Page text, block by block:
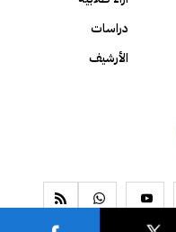
دراسات
الأرشيف